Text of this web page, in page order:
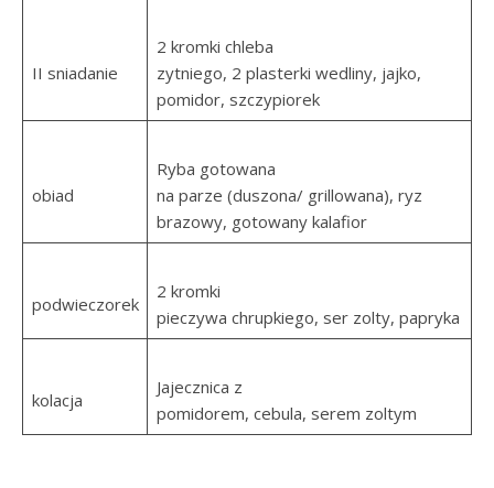
II sniadanie
2 kromki chleba
zytniego, 2 plasterki wedliny, jajko,
pomidor, szczypiorek
obiad
Ryba gotowana
na parze (duszona/ grillowana), ryz
brazowy, gotowany kalafior
podwieczorek
2 kromki
pieczywa chrupkiego, ser zolty, papryka
kolacja
Jajecznica z
pomidorem, cebula, serem zoltym